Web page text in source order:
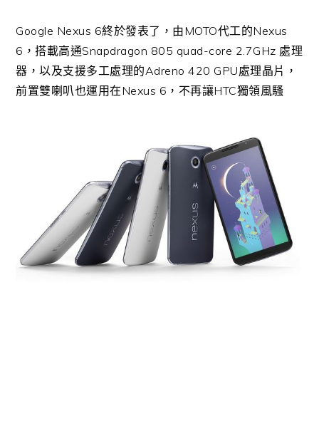
Google Nexus 6終於發表了，由MOTO代工的Nexus
6，搭載高通Snapdragon 805 quad-core 2.7GHz 處理
器，以及支援多工處理的Adreno 420 GPU處理晶片，
前置雙喇叭也運用在Nexus 6，不再讓HTC獨領風騷